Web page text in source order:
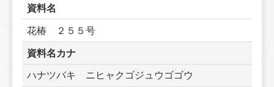
資料名
花椿　２５５号
資料名カナ
ハナツバキ　ニヒャクゴジュウゴゴウ